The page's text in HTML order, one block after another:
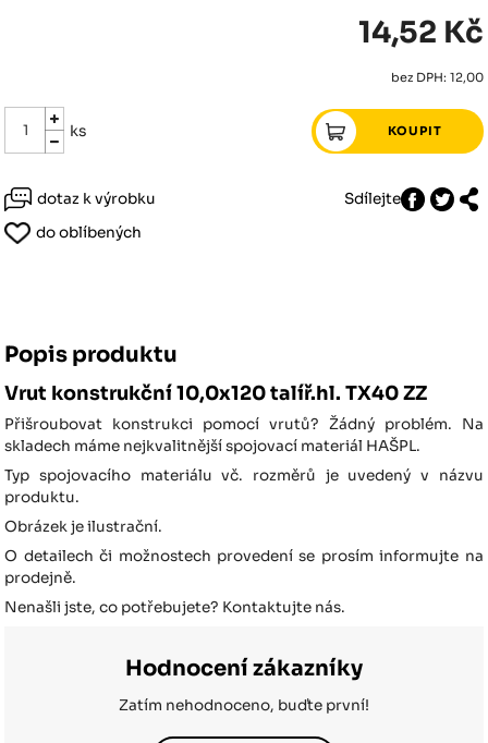
14,52 Kč
bez DPH: 12,00
ks
dotaz k výrobku
Sdílejte
do oblíbených
Popis produktu
Vrut konstrukční 10,0x120 talíř.hl. TX40 ZZ
Přišroubovat konstrukci pomocí vrutů? Žádný problém. Na
skladech máme nejkvalitnější spojovací materiál HAŠPL.
Typ spojovacího materiálu vč. rozměrů je uvedený v názvu
produktu.
Obrázek je ilustrační.
O detailech či možnostech provedení se prosím informujte na
prodejně.
Nenašli jste, co potřebujete? Kontaktujte nás.
Hodnocení zákazníky
Zatím nehodnoceno, buďte první!